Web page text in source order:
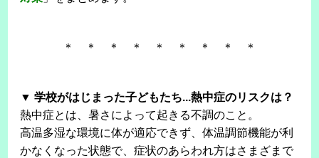
＊ ＊ ＊ ＊ ＊ ＊ ＊ ＊ ＊
▼ 学校がはじまった子どもたち...熱中症のリスクは？
熱中症とは、暑さによって起きる不調のこと。
高温多湿な環境に体が適応できず、体温調節機能が利
かなくなった状態で、症状のあらわれ方はさまざまで